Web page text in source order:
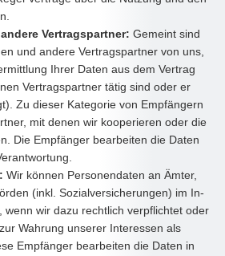
Vertragspartner: Gemeint sind
und andere Vertragspartner von uns,
Ihrer Daten aus dem Vertrag
Vertragspartner tätig sind oder er
Zu dieser Kategorie von Empfängern
mit denen wir kooperieren oder die
Die Empfänger bearbeiten die Daten
Wir können Personendaten an Ämter,
(inkl. Sozialversicherungen) im In-
wenn wir dazu rechtlich verpflichtet oder
Wahrung unserer Interessen als
Empfänger bearbeiten die Daten in